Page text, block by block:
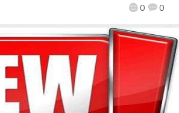
0 0